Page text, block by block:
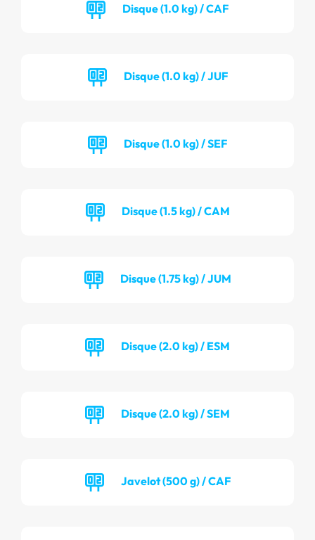
Disque (1.0 kg) / CAF
Disque (1.0 kg) / JUF
Disque (1.0 kg) / SEF
Disque (1.5 kg) / CAM
Disque (1.75 kg) / JUM
Disque (2.0 kg) / ESM
Disque (2.0 kg) / SEM
Javelot (500 g) / CAF